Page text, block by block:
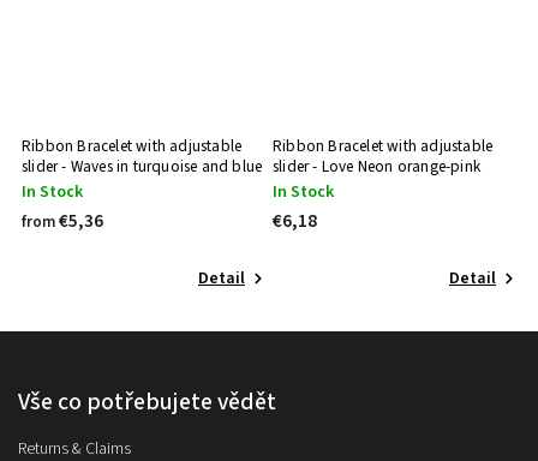
Ribbon Bracelet with adjustable
slider - Waves in turquoise and blue
In Stock
from€5,36
Detail
Ribbon Bracelet with adjustable
slider - Love Neon orange-pink
In Stock
€6,18
Detail
Vše co potřebujete vědět
Returns & Claims